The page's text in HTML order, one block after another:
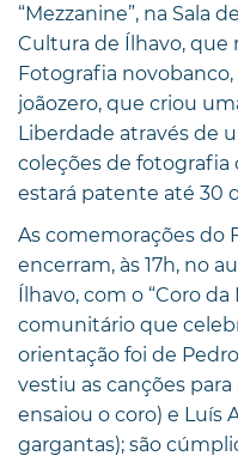
“Mezzanine”, na Sala
Cultura de Ílhavo, que
Fotografia
joãozero, que criou
Liberdade através de
coleções de fotografia
estará patente até 30
As comemorações do
encerram, às 17h, no
Ílhavo, com o “Coro
comunitário que
orientação foi de
vestiu as canções para
ensaiou o coro) e Luís
gargantas); são